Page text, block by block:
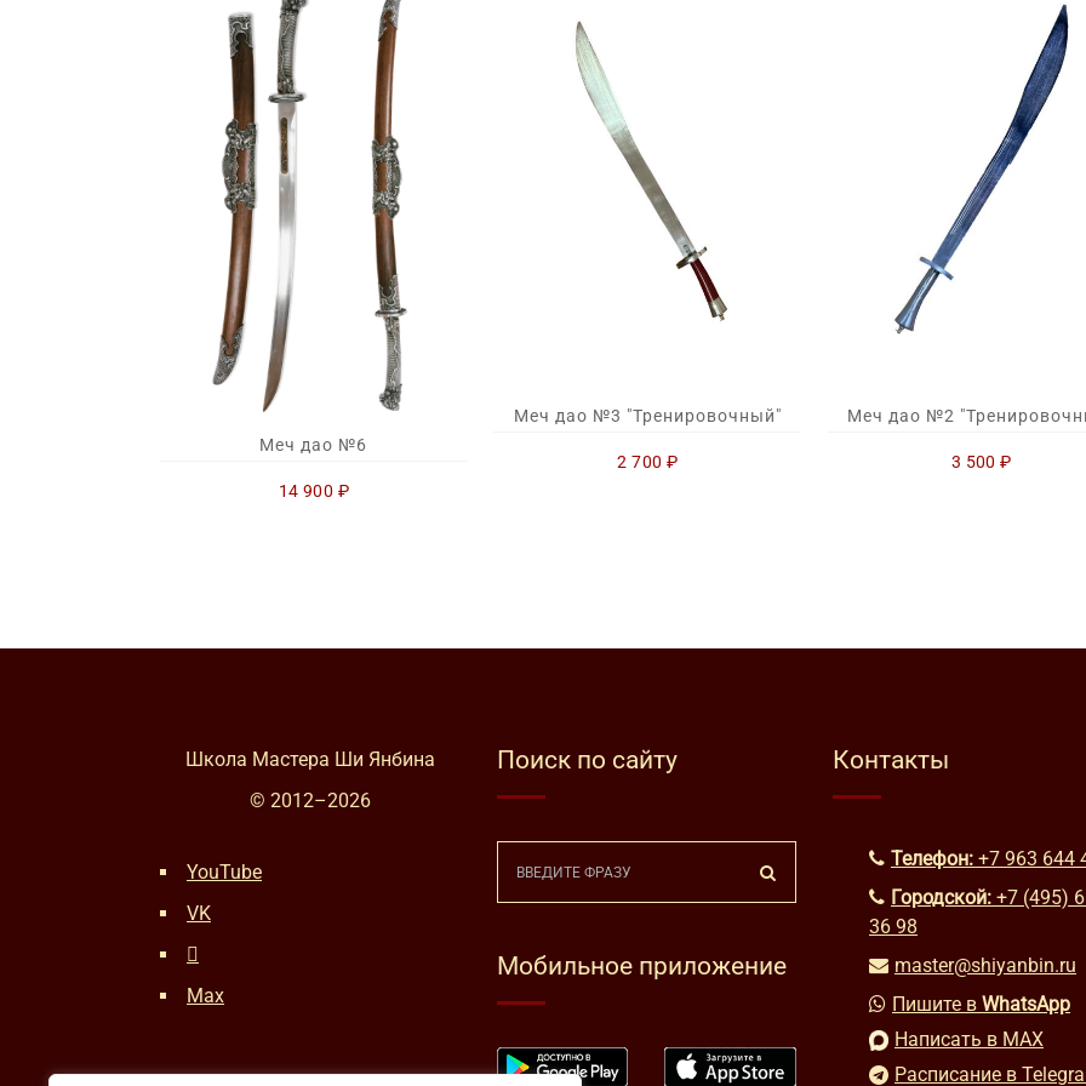
Меч дао №6
14 900 ₽
Меч дао №3 "Тренировочный"
2 700 ₽
Меч дао №2
3 500₽
Школа Мастера Ши Янбина
© 2012–2026
YouTube
VK
Max
Поиск по сайту
Мобильное приложение
Контакты
Телефон: +7 963 644
Городской: +7 (495)
36 98
master@shiyanbin.ru
Пишите в WhatsApp
Написать в MAX
Расписание в